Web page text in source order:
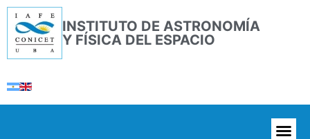
INSTITUTO DE ASTRONOMÍA
Y FÍSICA DEL ESPACIO